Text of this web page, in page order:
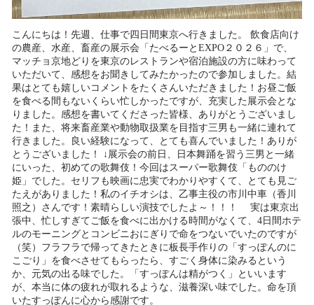
こんにちは！先週、仕事で四日間東京へ行きました。 飲食店向け
の農産、水産、畜産の展示会「たべるーとEXPO２０２６」で、
マッチョ京地どりを東京のレストランや宿泊施設の方に味わって
いただいて、感想をお聞きしてみたかったので参加しました。結
果はとても嬉しいコメントをたくさんいただきました！お昼ご飯
を食べる間もないくらい忙しかったですが、充実した展示会とな
りました。感想を書いてくださった皆様、ありがとうございまし
た！また、将来畜産業や動物取扱業を目指す三男も一緒に連れて
行きました。良い経験になって、とても喜んでいました！ありが
とうございました！ ↓展示会の前日、日本舞踊を習う三男と一緒
にいった、初めての歌舞伎！今回はスーパー歌舞伎「もののけ
姫」でした。セリフも映画に忠実でわかりやすくて、とても見ご
たえがありました！私のイチオシは、乙事主役の市川中車（香川
照之）さんです！素晴らしい演技でしたよ～！！！ 実は東京出
張中、忙しすぎてご飯を食べに出かける時間がなくて、4日間ホテ
ルのモーニングとコンビニおにぎりで命をつないでいたのですが
（笑）フラフラで帰ってきたときに板長手作りの「すっぽんのに
こごり」を食べさせてもらったら、すごく身体に染みるという
か、元気の出る味でした。「すっぽんは精がつく」といいます
が、本当に体の疲れが取れるような、滋養深い味でした。命を頂
いたすっぽんに心から感謝です。